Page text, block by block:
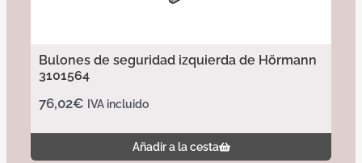
Bulones de seguridad izquierda de Hörmann
3101564
76,02€ IVA incluido
Añadir a la cesta